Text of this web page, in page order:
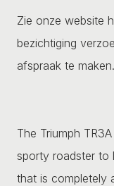
Zie onze website
bezichtiging
afspraak te maken.
The Triumph
sporty roadster to
that is completely